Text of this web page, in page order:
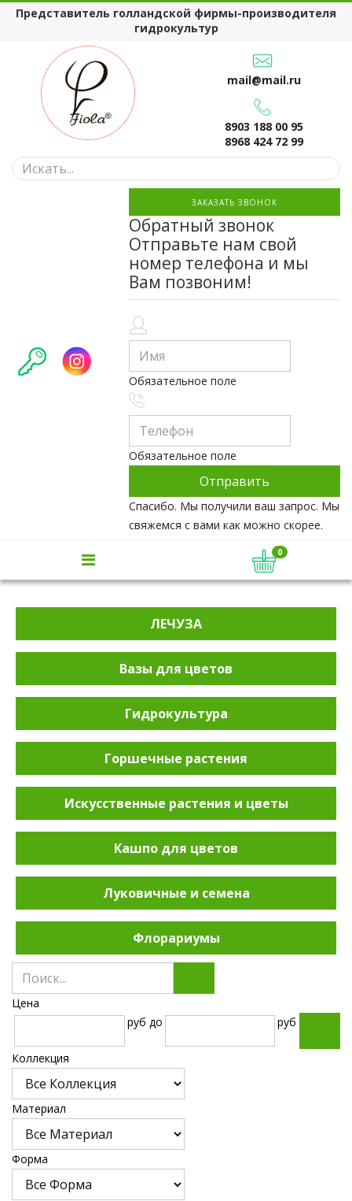
Представитель голландской фирмы-производителя
гидрокультур
mail@mail.ru
8903 188 00 95
8968 424 72 99
ЗАКАЗАТЬ ЗВОНОК
Обратный звонок
Отправьте нам свой
номер телефона и мы
Вам позвоним!
Обязательное поле
Обязательное поле
Спасибо. Мы получили ваш запрос. Мы
свяжемся с вами как можно скорее.
0
ЛЕЧУЗА
Вазы для цветов
Гидрокультура
Горшечные растения
Искусственные растения и цветы
Кашпо для цветов
Луковичные и семена
Флорариумы
Цена
руб до руб
Коллекция
Материал
Форма